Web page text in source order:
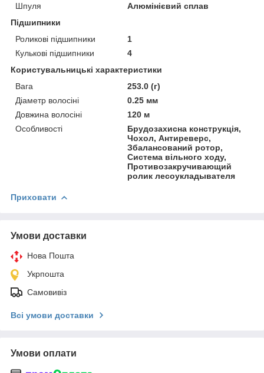
Шпуля
Алюмінієвий сплав
Підшипники
Роликові підшипники
1
Кулькові підшипники
4
Користувальницькі характеристики
Вага
253.0 (г)
Діаметр волосіні
0.25 мм
Довжина волосіні
120 м
Особливості
Брудозахисна конструкція,
Чохол, Антиреверс,
Збалансований ротор,
Система вільного ходу,
Противозакручивающий
ролик лесоукладывателя
Приховати
Умови доставки
Нова Пошта
Укрпошта
Самовивіз
Всі умови доставки
Умови оплати